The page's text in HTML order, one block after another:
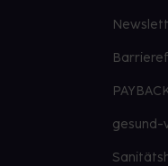
gesund-